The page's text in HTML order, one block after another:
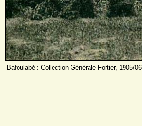
Bafoulabé : Collection Générale Fortier, 1905/06